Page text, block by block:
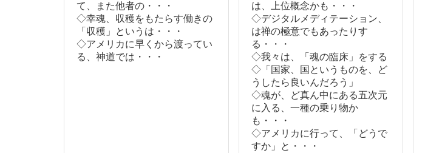
て、また他者の・・・
◇幸魂、収穫をもたらす働きの
「収穫」というは・・・
◇アメリカに早くから渡ってい
る、神道では・・・
は、上位概念かも・・・
◇デジタルメディテーション、
は禅の極意でもあったりす
る・・・
◇我々は、「魂の臨床」をする
◇「国家、国というものを、ど
うしたら良いんだろう」
◇魂が、ど真ん中にある五次元
に入る、一種の乗り物か
も・・・
◇アメリカに行って、「どうで
すか」と・・・